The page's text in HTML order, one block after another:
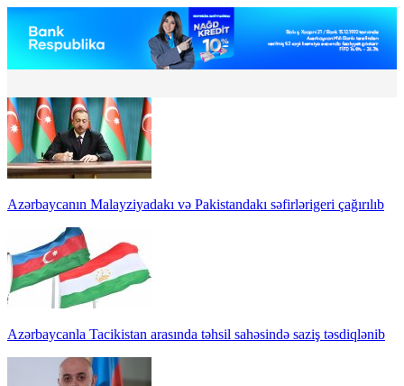
Azərbaycanın Malayziyadakı və Pakistandakı səfirlərigeri çağırılıb
Azərbaycanla Tacikistan arasında təhsil sahəsində saziş təsdiqlənib